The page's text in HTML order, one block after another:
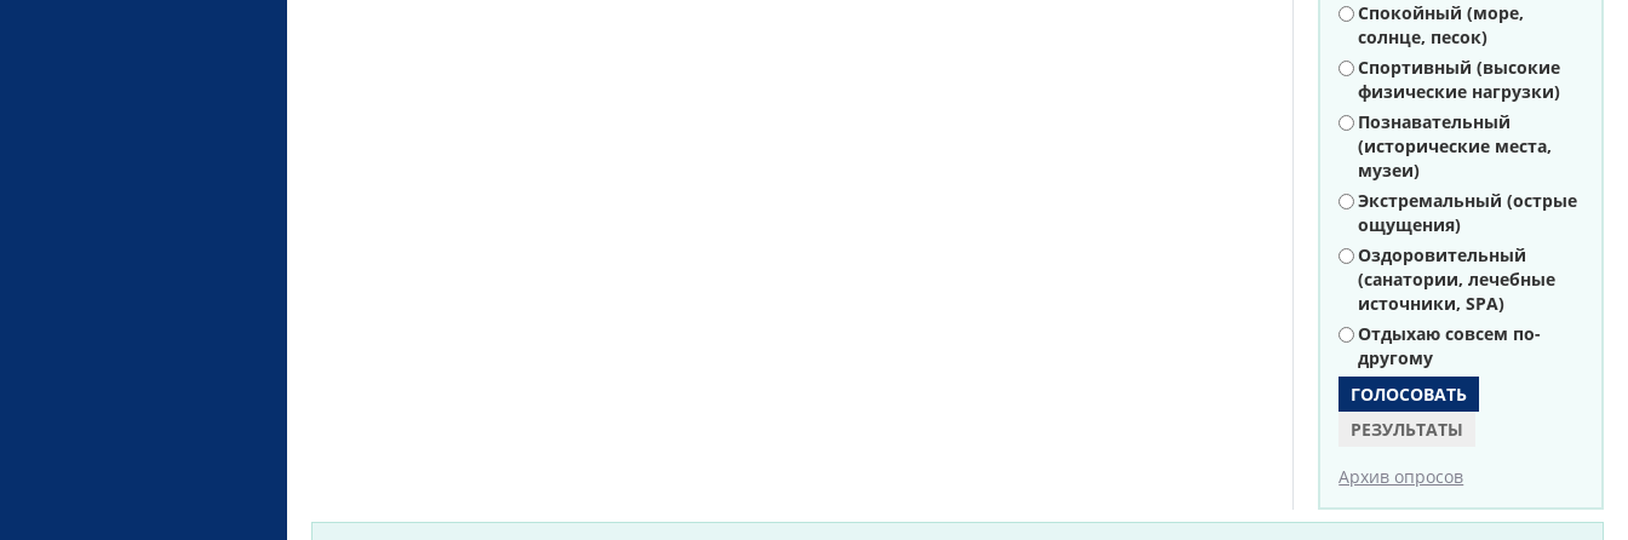
Варианты
Спокойный (море,
солнце, песок)
Спортивный (высокие
физические нагрузки)
Познавательный
(исторические места,
музеи)
Экстремальный (острые
ощущения)
Оздоровительный
(санатории, лечебные
источники, SPA)
Отдыхаю совсем по-
другому
РЕЗУЛЬТАТЫ
Архив опросов